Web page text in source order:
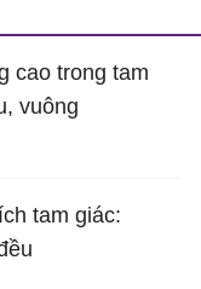
cao trong tam
vuông
tam giác: